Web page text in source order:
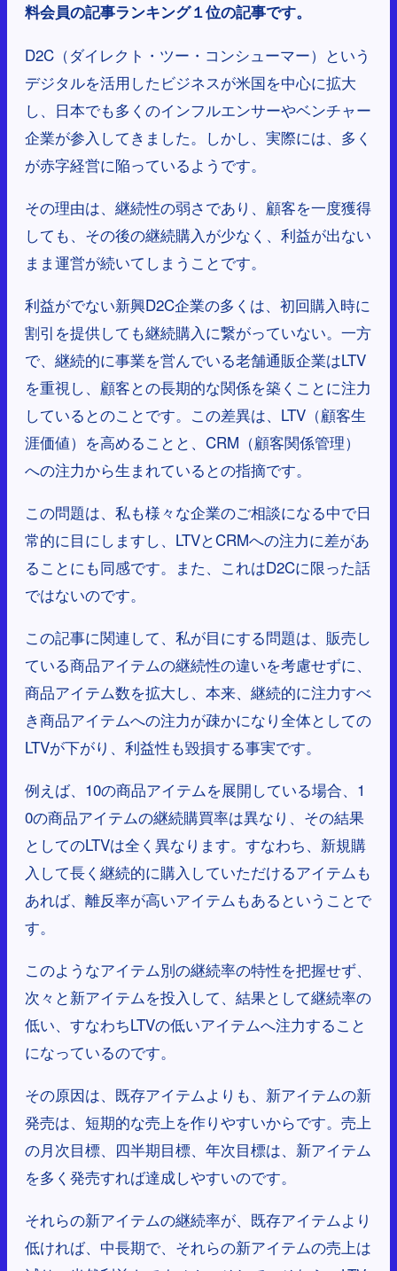
料会員の記事ランキング１位の記事です。
D2C（ダイレクト・ツー・コンシューマー）という
デジタルを活用したビジネスが米国を中心に拡大
し、日本でも多くのインフルエンサーやベンチャー
企業が参入してきました。しかし、実際には、多く
が赤字経営に陥っているようです。
その理由は、継続性の弱さであり、顧客を一度獲得
しても、その後の継続購入が少なく、利益が出ない
まま運営が続いてしまうことです。
利益がでない新興D2C企業の多くは、初回購入時に
割引を提供しても継続購入に繋がっていない。一方
で、継続的に事業を営んでいる老舗通販企業はLTV
を重視し、顧客との長期的な関係を築くことに注力
しているとのことです。この差異は、LTV（顧客生
涯価値）を高めることと、CRM（顧客関係管理）
への注力から生まれているとの指摘です。
この問題は、私も様々な企業のご相談になる中で日
常的に目にしますし、LTVとCRMへの注力に差があ
ることにも同感です。また、これはD2Cに限った話
ではないのです。
この記事に関連して、私が目にする問題は、販売し
ている商品アイテムの継続性の違いを考慮せずに、
商品アイテム数を拡大し、本来、継続的に注力すべ
き商品アイテムへの注力が疎かになり全体としての
LTVが下がり、利益性も毀損する事実です。
例えば、10の商品アイテムを展開している場合、1
0の商品アイテムの継続購買率は異なり、その結果
としてのLTVは全く異なります。すなわち、新規購
入して長く継続的に購入していただけるアイテムも
あれば、離反率が高いアイテムもあるということで
す。
このようなアイテム別の継続率の特性を把握せず、
次々と新アイテムを投入して、結果として継続率の
低い、すなわちLTVの低いアイテムへ注力すること
になっているのです。
その原因は、既存アイテムよりも、新アイテムの新
発売は、短期的な売上を作りやすいからです。売上
の月次目標、四半期目標、年次目標は、新アイテム
を多く発売すれば達成しやすいのです。
それらの新アイテムの継続率が、既存アイテムより
低ければ、中長期で、それらの新アイテムの売上は